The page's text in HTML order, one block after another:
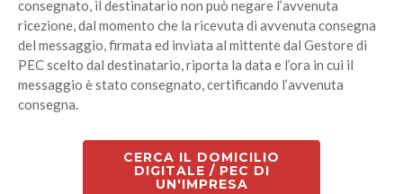
consegnato, il destinatario non può negare l’avvenuta
ricezione, dal momento che la ricevuta di avvenuta consegna
del messaggio, firmata ed inviata al mittente dal Gestore di
PEC scelto dal destinatario, riporta la data e l’ora in cui il
messaggio è stato consegnato, certificando l’avvenuta
consegna.
CERCA IL DOMICILIO
DIGITALE / PEC DI
UN'IMPRESA